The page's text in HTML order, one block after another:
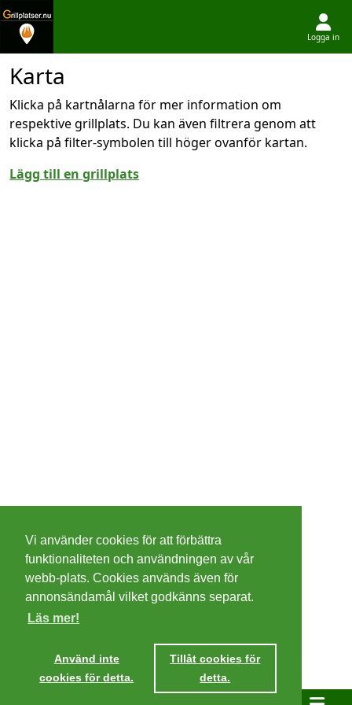
Logga in
Karta
Klicka på kartnålarna för mer information om
respektive grillplats. Du kan även filtrera genom att
klicka på filter-symbolen till höger ovanför kartan.
Lägg till en grillplats
Cookies
Integritetspolicy
Villkor
Vi använder cookies för att förbättra
funktionaliteten och användningen av vår
webb-plats. Cookies används även för
annonsändamål vilket godkänns separat.
Läs mer!
Använd inte
cookies för detta.
Tillåt cookies för
detta.